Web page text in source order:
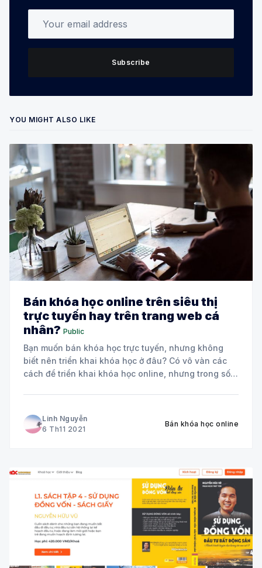
Subscribe
YOU MIGHT ALSO LIKE
Bán khóa học online trên siêu thị
trực tuyến hay trên trang web cá
nhân? Public
Bạn muốn bán khóa học trực tuyến, nhưng không
biết nên triển khai khóa học ở đâu? Có vô vàn các
cách để triển khai khóa học online, nhưng trong số
Linh Nguyễn
6 Th11 2021
Bán khóa học online